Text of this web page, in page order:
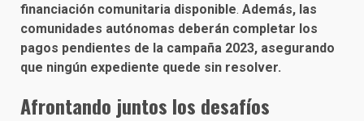
financiación comunitaria disponible. Además, las
comunidades autónomas deberán completar los
pagos pendientes de la campaña 2023, asegurando
que ningún expediente quede sin resolver.
Afrontando juntos los desafíos